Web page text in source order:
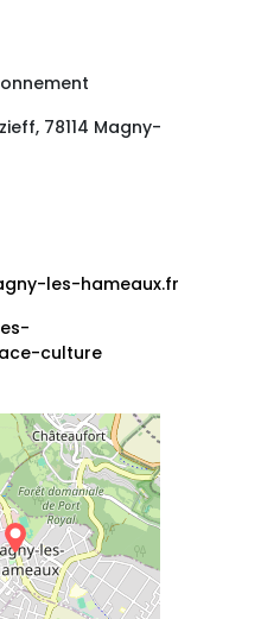
78114 Magny-
les-hameaux.fr
culture